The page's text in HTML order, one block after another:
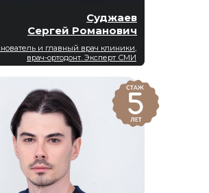
и главный врач клиники,
врач-ортодонт. Эксперт СМИ
Суджаев
Сергей Романович